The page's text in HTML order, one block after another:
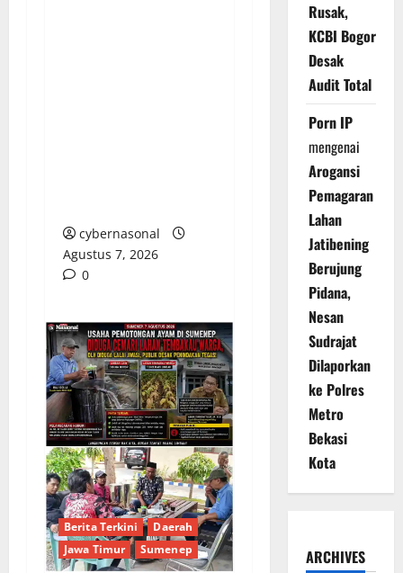
cybernasonal
Agustus 7, 2026
0
Berita Terkini
Daerah
Jawa Timur
Sumenep
Rusak,
KCBI Bogor
Desak
Audit Total
Porn IP
mengenai
Arogansi
Pemagaran
Lahan
Jatibening
Berujung
Pidana,
Nesan
Sudrajat
Dilaporkan
ke Polres
Metro
Bekasi
Kota
ARCHIVES